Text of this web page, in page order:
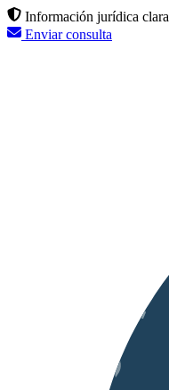
Información jurídica clara
Enviar consulta